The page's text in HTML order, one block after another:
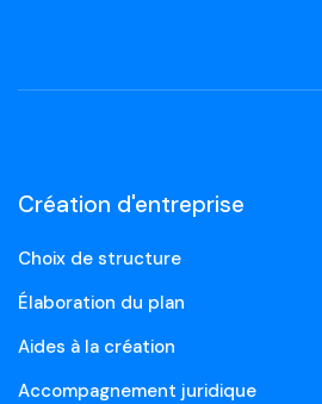
Création d'entreprise
Choix de structure
Élaboration du plan
Aides à la création
Accompagnement juridique